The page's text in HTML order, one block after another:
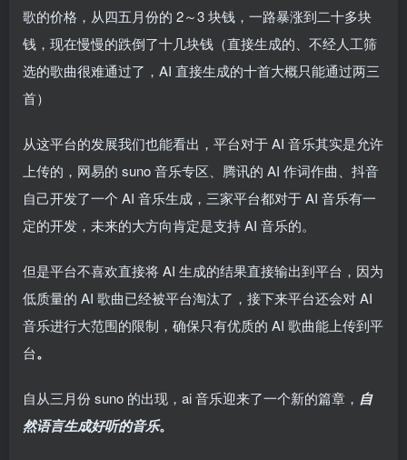
歌的价格，从四五月份的 2～3 块钱，一路暴涨到二十多块
钱，现在慢慢的跌倒了十几块钱（直接生成的、不经人工筛
选的歌曲很难通过了，AI 直接生成的十首大概只能通过两三
首）
从这平台的发展我们也能看出，平台对于 AI 音乐其实是允许
上传的，网易的 suno 音乐专区、腾讯的 AI 作词作曲、抖音
自己开发了一个 AI 音乐生成，三家平台都对于 AI 音乐有一
定的开发，未来的大方向肯定是支持 AI 音乐的。
但是平台不喜欢直接将 AI 生成的结果直接输出到平台，因为
低质量的 AI 歌曲已经被平台淘汰了，接下来平台还会对 AI
音乐进行大范围的限制，确保只有优质的 AI 歌曲能上传到平
台。
自从三月份 suno 的出现，ai 音乐迎来了一个新的篇章， 自
然语言生成好听的音乐。